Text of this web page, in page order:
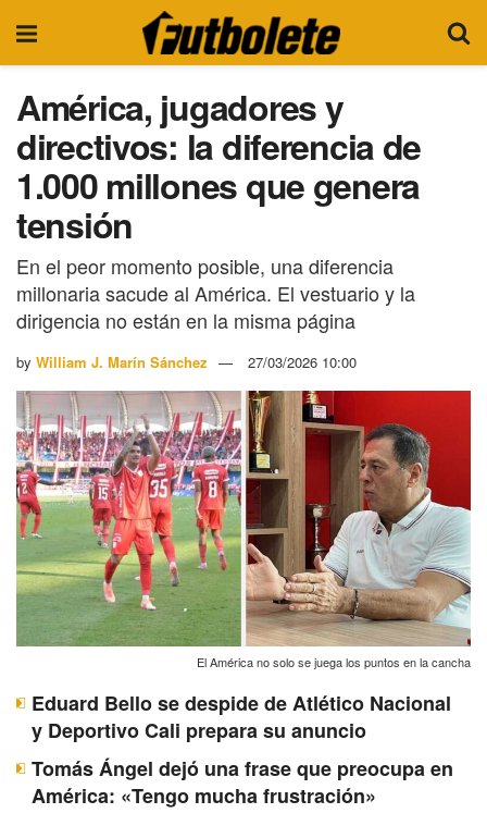
América, jugadores y
directivos: la diferencia de
1.000 millones que genera
tensión
En el peor momento posible, una diferencia
millonaria sacude al América. El vestuario y la
dirigencia no están en la misma página
by William J. Marín Sánchez 27/03/2026 10:00
El América no solo se juega los puntos en la cancha
Eduard Bello se despide de Atlético Nacional
y Deportivo Cali prepara su anuncio
Tomás Ángel dejó una frase que preocupa en
América: «Tengo mucha frustración»